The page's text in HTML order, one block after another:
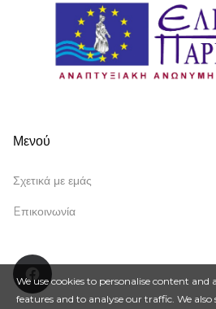
Μενού
Σχετικά με εμάς
Eπικοινωνία
Facebook
We use cookies to personalise content and
features and to analyse our traffic. We